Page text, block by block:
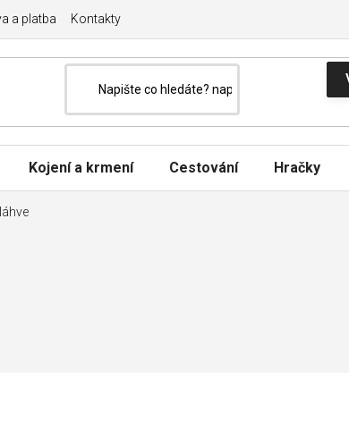
a platba Kontakty
Kojení a krmení Cestování Hračky